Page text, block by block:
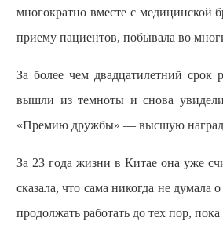
многократно вместе с медицинской
приему пациентов, побывала во
За более чем двадцатилетний срок
вышли из темноты и снова
«Премию дружбы» — высшую награду
За 23 года жизни в Китае она уже
сказала, что сама никогда не
продолжать работать до тех пор,